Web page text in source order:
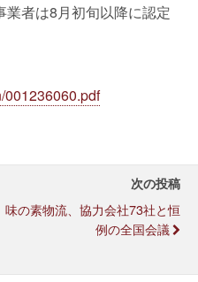
者は8月初旬以降に認定
001236060.pdf
次の投稿
味の素物流、協力会社73社と恒
例の全国会議